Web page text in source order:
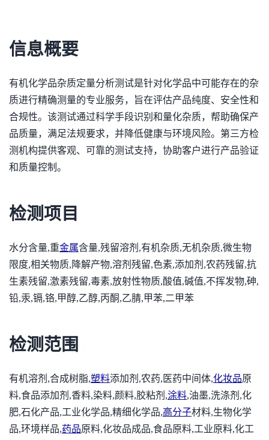
信息概要
有机化学品杂质定量分析测试是针对化学品中可能存在的杂
质进行精确测量的专业服务，旨在评估产品纯度、安全性和
合规性。该测试通过科学手段识别和量化杂质，帮助确保产
品质量，满足法规要求，并降低健康与环境风险。第三方检
测机构提供客观、可靠的测试支持，协助客户进行产品验证
和质量控制。
检测项目
水分含量,重金属含量,残留溶剂,有机杂质,无机杂质,微生物
限度,相关物质,降解产物,溶剂残留,色素,添加剂,农药残留,抗
生素残留,激素残留,毒素,放射性物质,酸值,碱值,不挥发物,砷,
铅,汞,镉,铬,甲醇,乙醇,丙酮,乙腈,甲苯,二甲苯
检测范围
有机溶剂,合成树脂,塑料添加剂,农药,医药中间体,化妆品原
料,食品添加剂,香料,染料,颜料,胶粘剂,涂料,油墨,洗涤剂,化
肥,石化产品,工业化学品,精细化学品,高分子材料,生物化学
品,环境样品,药品原料,化妆品成品,食品原料,工业原料,化工